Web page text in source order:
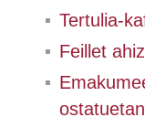
Tertulia-
Feillet